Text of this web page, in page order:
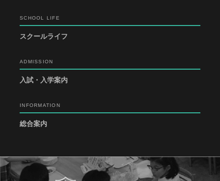
SCHOOL LIFE
スクールライフ
ADMISSION
入試・入学案内
INFORMATION
総合案内